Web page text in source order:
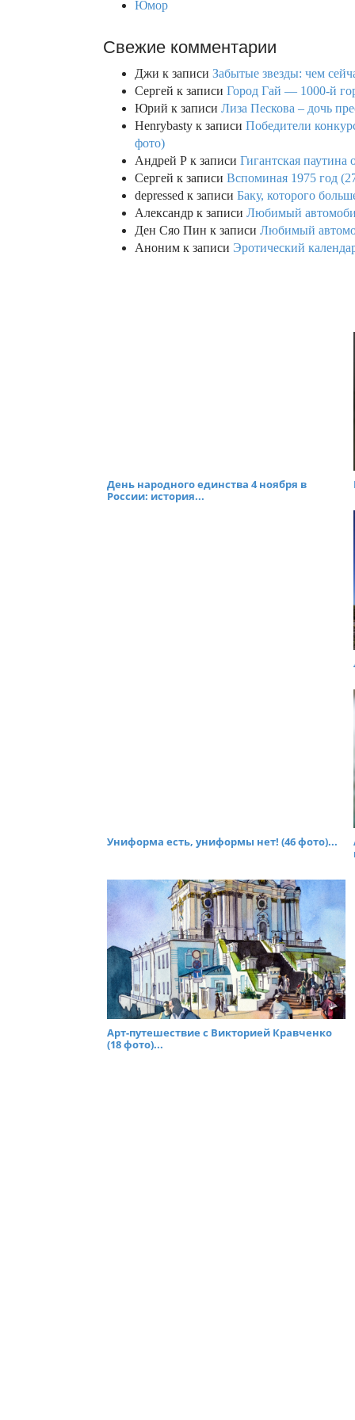
Юмор
Свежие комментарии
Джи к записи Забытые звезды: чем
Сергей к записи Город Гай — 1000-й
Юрий к записи Лиза Пескова – дочь
Henrybasty к записи Победители
фото)
Андрей Р к записи Гигантская паутина
Сергей к записи Вспоминая 1975 год
depressed к записи Баку, которого
Александр к записи Любимый
Ден Сяо Пин к записи Любимый
Аноним к записи Эротический
День народного единства 4 ноября в
России: история...
Униформа есть, униформы нет! (46 фото)...
Арт-путешествие с Викторией Кравченко
(18 фото)...